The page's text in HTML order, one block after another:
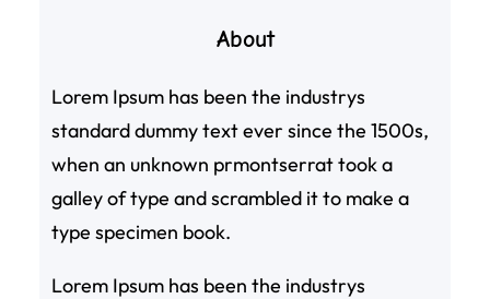
About
Lorem Ipsum has been the industrys
standard dummy text ever since the 1500s,
when an unknown prmontserrat took a
galley of type and scrambled it to make a
type specimen book.
Lorem Ipsum has been the industrys